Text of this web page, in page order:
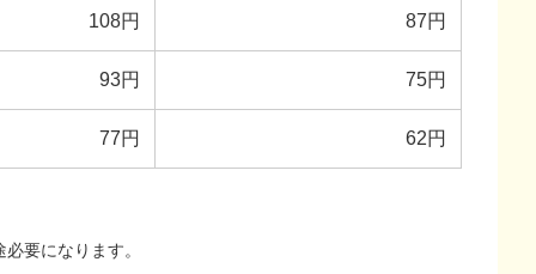
108円 87円
93円 75円
77円 62円
要になります。